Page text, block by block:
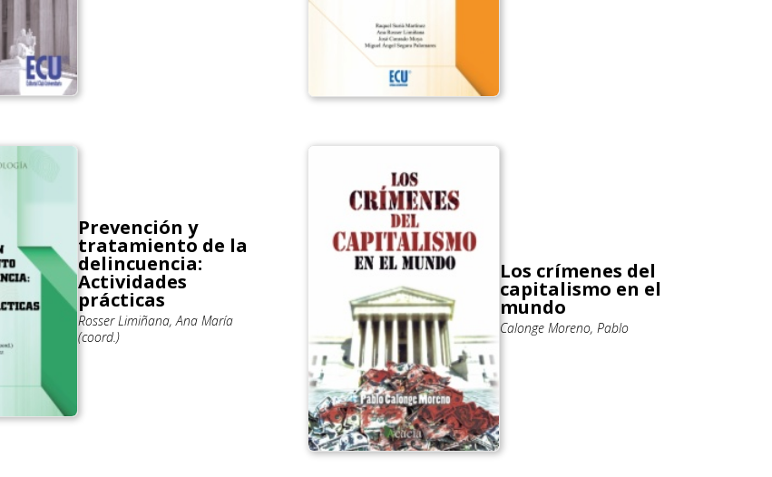
Prevención y
tratamiento de la
delincuencia:
Actividades
prácticas
Rosser Limiñana, Ana María
(coord.)
Los crímenes del
capitalismo en el
mundo
Calonge Moreno, Pablo